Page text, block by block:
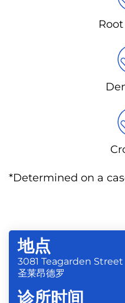
*Determined on a
地点
3081 Teagarden Street
圣莱昂德罗